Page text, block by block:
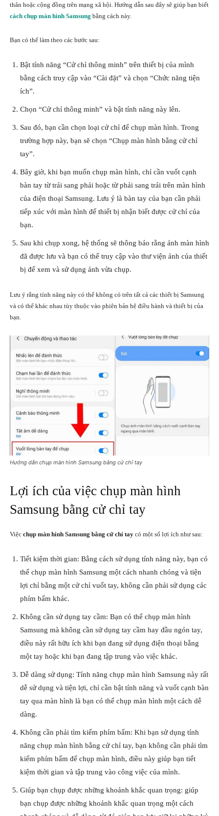
thân hoặc cộng đồng trên mạng xã hội. Hướng dẫn sau đây sẽ giúp bạn biết
cách chụp màn hình Samsung bằng cách này.
Bạn có thể làm theo các bước sau:
Bật tính năng “Cử chỉ thông minh” trên thiết bị của mình
bằng cách truy cập vào “Cài đặt” và chọn “Chức năng tiện
ích”.
Chọn “Cử chỉ thông minh” và bật tính năng này lên.
Sau đó, bạn cần chọn loại cử chỉ để chụp màn hình. Trong
trường hợp này, bạn sẽ chọn “Chụp màn hình bằng cử chỉ
tay”.
Bây giờ, khi bạn muốn chụp màn hình, chỉ cần vuốt cạnh
bàn tay từ trái sang phải hoặc từ phải sang trái trên màn hình
của điện thoại Samsung. Lưu ý là bàn tay của bạn cần phải
tiếp xúc với màn hình để thiết bị nhận biết được cử chỉ của
bạn.
Sau khi chụp xong, hệ thống sẽ thông báo rằng ảnh màn hình
đã được lưu và bạn có thể truy cập vào thư viện ảnh của thiết
bị để xem và sử dụng ảnh vừa chụp.
Lưu ý rằng tính năng này có thể không có trên tất cả các thiết bị Samsung
và có thể khác nhau tùy thuộc vào phiên bản hệ điều hành và thiết bị của
bạn.
Hướng dẫn chụp màn hình Samsung bằng cử chỉ tay
Lợi ích của việc chụp màn hình
Samsung bằng cử chỉ tay
Việc chụp màn hình Samsung bằng cử chỉ tay có một số lợi ích như sau:
Tiết kiệm thời gian: Bằng cách sử dụng tính năng này, bạn có
thể chụp màn hình Samsung một cách nhanh chóng và tiện
lợi chỉ bằng một cử chỉ vuốt tay, không cần phải sử dụng các
phím bấm khác.
Không cần sử dụng tay cầm: Bạn có thể chụp màn hình
Samsung mà không cần sử dụng tay cầm hay đầu ngón tay,
điều này rất hữu ích khi bạn đang sử dụng điện thoại bằng
một tay hoặc khi bạn đang tập trung vào việc khác.
Dễ dàng sử dụng: Tính năng chụp màn hình Samsung này rất
dễ sử dụng và tiện lợi, chỉ cần bật tính năng và vuốt cạnh bàn
tay qua màn hình là bạn có thể chụp màn hình một cách dễ
dàng.
Không cần phải tìm kiếm phím bấm: Khi bạn sử dụng tính
năng chụp màn hình bằng cử chỉ tay, bạn không cần phải tìm
kiếm phím bấm để chụp màn hình, điều này giúp bạn tiết
kiệm thời gian và tập trung vào công việc của mình.
Giúp bạn chụp được những khoảnh khắc quan trọng: giúp
bạn chụp được những khoảnh khắc quan trọng một cách